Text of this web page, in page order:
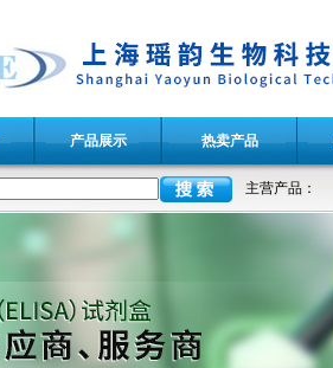
产品展示 热卖产品
主营产品：